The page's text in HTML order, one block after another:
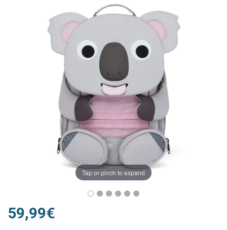
Tap or pinch to expand
59,99€